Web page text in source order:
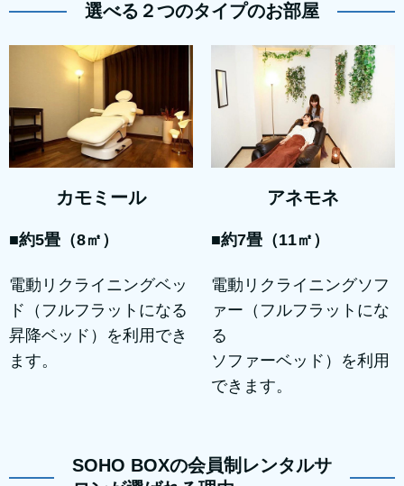
選べる２つのタイプのお部屋
カモミール
■約5畳（8㎡）
電動リクライニングベッ
ド（フルフラットになる
昇降ベッド）を利用でき
ます。
アネモネ
■約7畳（11㎡）
電動リクライニングソフ
ァー（フルフラットにな
る
ソファーベッド）を利用
できます。
SOHO BOXの会員制レンタルサ